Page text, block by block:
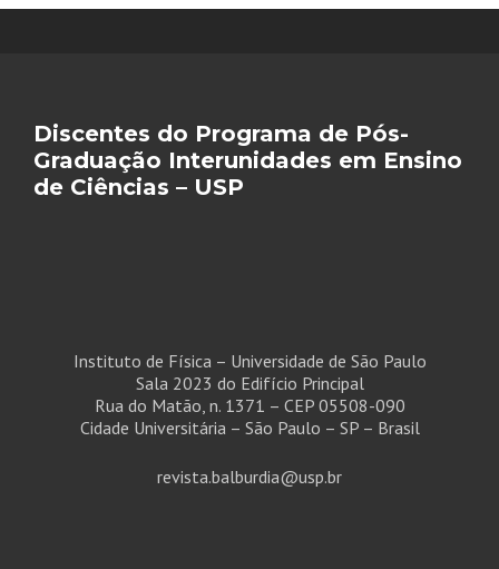
Discentes do Programa de Pós-
Graduação Interunidades em Ensino
de Ciências – USP
Instituto de Física – Universidade de São Paulo
Sala 2023 do Edifício Principal
Rua do Matão, n. 1371 – CEP 05508-090
Cidade Universitária – São Paulo – SP – Brasil
revista.balburdia@usp.br